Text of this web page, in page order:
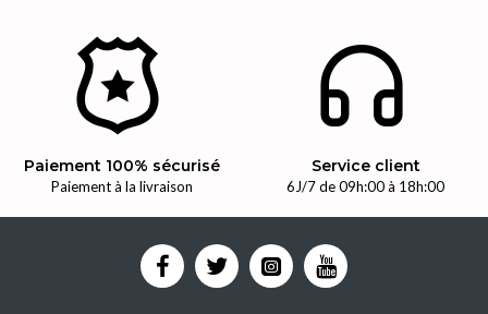
Paiement 100% sécurisé
Paiement à la livraison
Service client
6J/7 de 09h:00 à 18h:00